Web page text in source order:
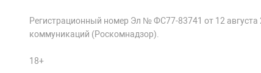
Регистрационный номер Эл № ФС77-83741 от 12
коммуникаций (Роскомнадзор).
18+